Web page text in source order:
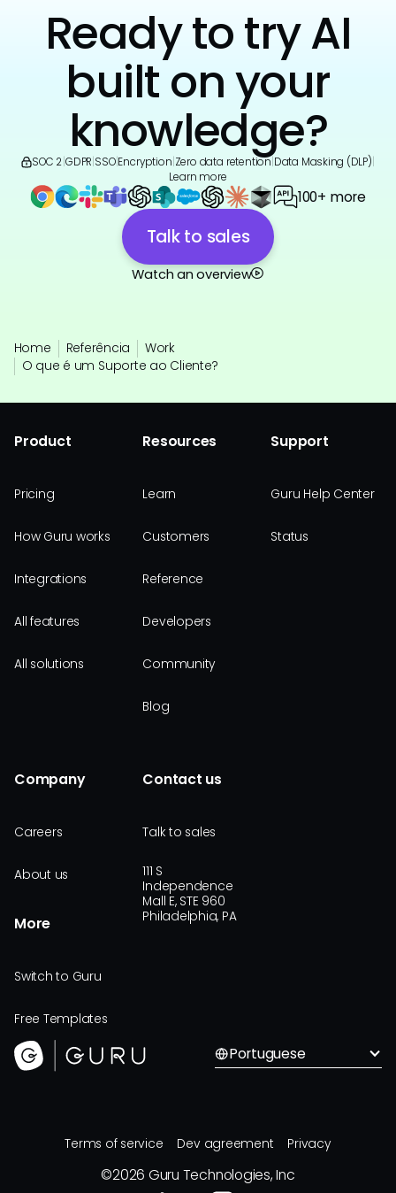
Ready to try AI
built on your
knowledge?
SOC 2 GDPR SSO|Encryption Zero data retention Data Masking (DLP)
Learn more
100+ more
Talk to sales
Watch an overview
Home Referência
Work
O que é um Suporte ao Cliente?
Product
Pricing
How Guru works
Integrations
All features
All solutions
Resources
Learn
Customers
Reference
Developers
Community
Blog
Support
Guru Help Center
Status
Company
Careers
About us
More
Switch to Guru
Free Templates
Contact us
Talk to sales
111 S
Independence
Mall E, STE 960
Philadelphia, PA
Portuguese
Terms of service Dev agreement Privacy
©2026 Guru Technologies, Inc